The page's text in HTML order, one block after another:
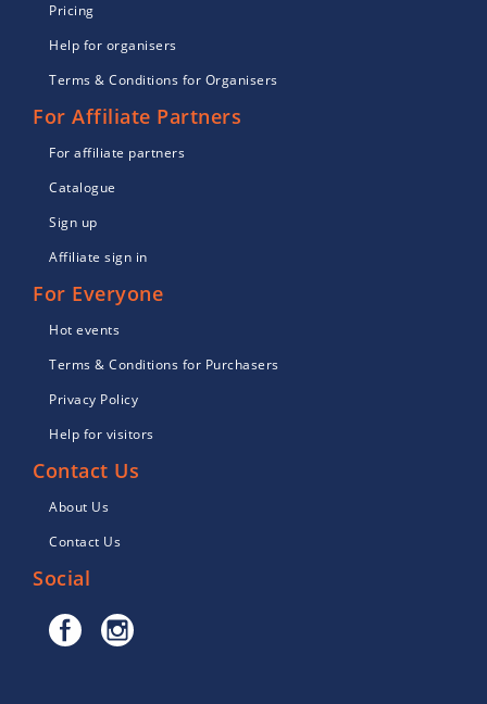
Pricing
Help for organisers
Terms & Conditions for Organisers
For Affiliate Partners
For affiliate partners
Catalogue
Sign up
Affiliate sign in
For Everyone
Hot events
Terms & Conditions for Purchasers
Privacy Policy
Help for visitors
Contact Us
About Us
Contact Us
Social